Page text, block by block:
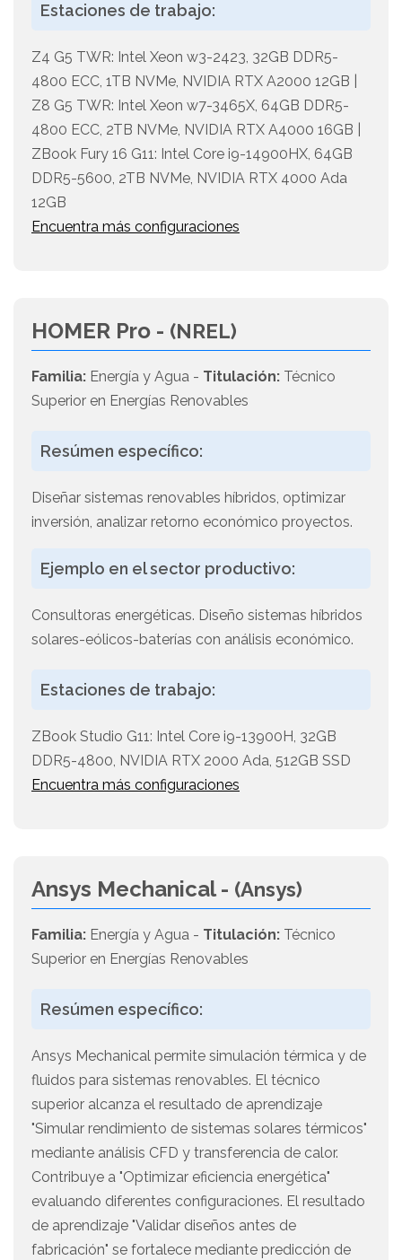
Estaciones de trabajo:
Z4 G5 TWR: Intel Xeon w3-2423, 32GB DDR5-
4800 ECC, 1TB NVMe, NVIDIA RTX A2000 12GB |
Z8 G5 TWR: Intel Xeon w7-3465X, 64GB DDR5-
4800 ECC, 2TB NVMe, NVIDIA RTX A4000 16GB |
ZBook Fury 16 G11: Intel Core i9-14900HX, 64GB
DDR5-5600, 2TB NVMe, NVIDIA RTX 4000 Ada
12GB
Encuentra más configuraciones
HOMER Pro - (NREL)
Familia: Energía y Agua - Titulación: Técnico
Superior en Energías Renovables
Resúmen específico:
Diseñar sistemas renovables híbridos, optimizar
inversión, analizar retorno económico proyectos.
Ejemplo en el sector productivo:
Consultoras energéticas. Diseño sistemas híbridos
solares-eólicos-baterías con análisis económico.
Estaciones de trabajo:
ZBook Studio G11: Intel Core i9-13900H, 32GB
DDR5-4800, NVIDIA RTX 2000 Ada, 512GB SSD
Encuentra más configuraciones
Ansys Mechanical - (Ansys)
Familia: Energía y Agua - Titulación: Técnico
Superior en Energías Renovables
Resúmen específico:
Ansys Mechanical permite simulación térmica y de
fluidos para sistemas renovables. El técnico
superior alcanza el resultado de aprendizaje
"Simular rendimiento de sistemas solares térmicos"
mediante análisis CFD y transferencia de calor.
Contribuye a "Optimizar eficiencia energética"
evaluando diferentes configuraciones. El resultado
de aprendizaje "Validar diseños antes de
fabricación" se fortalece mediante predicción de